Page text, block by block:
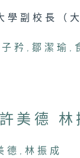
學副校長（
矜 , 鄒潔瑜 ,
美德
德 , 林振成